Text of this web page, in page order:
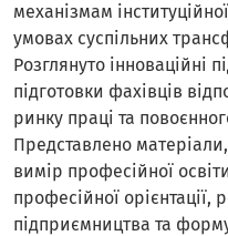
механізмам
умовах суспільних
Розглянуто інноваційні
підготовки фахівців
ринку праці та
Представлено
вимір професійної
професійної орієнтації,
підприємництва та